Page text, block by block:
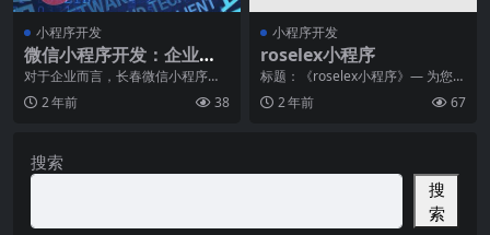
小程序开发
微信小程序开发：企业市
场拓展的新引擎
对于企业而言，长春微信小程序开
发不仅能够提升用户体验，还能够
帮助企业在短时间内达
2 年前 38
小程序开发
roselex小程序
标题：《roselex小程序》— 为您打
造智能化生活体验尊敬的读者朋友
们，今天我
2 年前 67
搜索
搜
索